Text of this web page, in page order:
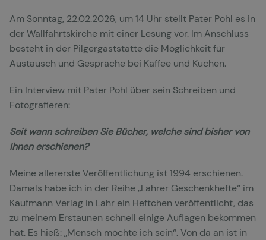
Am Sonntag, 22.02.2026, um 14 Uhr stellt Pater Pohl es in
der Wallfahrtskirche mit einer Lesung vor. Im Anschluss
besteht in der Pilgergaststätte die Möglichkeit für
Austausch und Gespräche bei Kaffee und Kuchen.
Ein Interview mit Pater Pohl über sein Schreiben und
Fotografieren:
Seit wann schreiben Sie Bücher, welche sind bisher von
Ihnen erschienen?
Meine allererste Veröffentlichung ist 1994 erschienen.
Damals habe ich in der Reihe „Lahrer Geschenkhefte“ im
Kaufmann Verlag in Lahr ein Heftchen veröffentlicht, das
zu meinem Erstaunen schnell einige Auflagen bekommen
hat. Es hieß: „Mensch möchte ich sein“. Von da an ist in